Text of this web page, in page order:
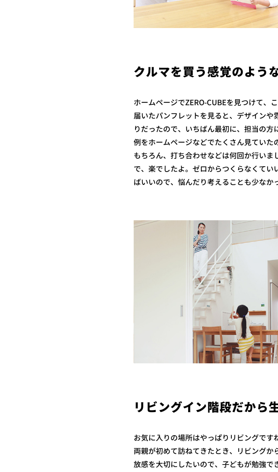
クルマを買う感覚のよう
ホームページでZERO-CUBEを見つけて、
届いたパンフレットを見ると、デザイン
りだったので、いちばん最初に、担当の
例をホームページなどでたくさん見ていた
もちろん、打ち合わせなどは何回か行い
で、楽でしたよ。ゼロからつくらなくて
ばいいので、悩んだり考えることも少なか
リビングイン階段だから
お気に入りの場所はやっぱりリビングです
両親が初めて訪ねてきたとき、リビング
放感を大切にしたいので、子どもが勉強で